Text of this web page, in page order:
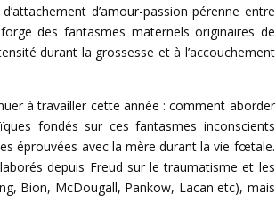
d’amour-passion pérenne entre
des fantasmes maternels originaires de
durant la grossesse et à l’accouchement
à travailler cette année : comment aborder
fondés sur ces fantasmes inconscients
éprouvées avec la mère durant la vie fœtale.
depuis Freud sur le traumatisme et les
Bion, McDougall, Pankow, Lacan etc), mais